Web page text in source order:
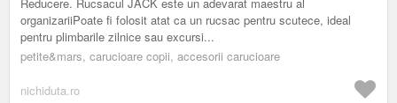
organizariiPoate fi folosit atat ca un rucsac pentru scutece, ideal
pentru plimbarile zilnice sau excursi...
petite&mars, carucioare copii, accesorii carucioare
nichiduta.ro